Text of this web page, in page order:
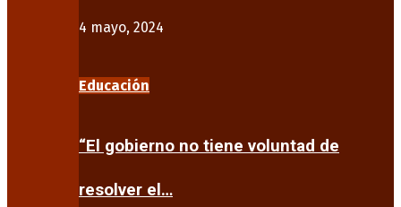
4 mayo, 2024
Educación
“El gobierno no tiene voluntad de
resolver el…